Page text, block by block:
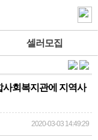
셀러모집
사회복지관에 지역사
2020-03-03 14:49:29